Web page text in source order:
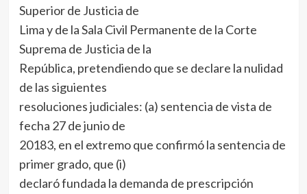
Superior de Justicia de
Lima y de la Sala Civil Permanente de la Corte
Suprema de Justicia de la
República, pretendiendo que se declare la nulidad
de las siguientes
resoluciones judiciales: (a) sentencia de vista de
fecha 27 de junio de
20183, en el extremo que confirmó la sentencia de
primer grado, que (i)
declaró fundada la demanda de prescripción